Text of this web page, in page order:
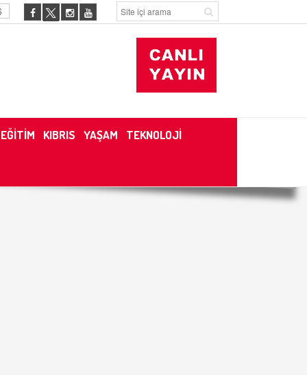
EĞİTİM KIBRIS YAŞAM TEKNOLOJİ